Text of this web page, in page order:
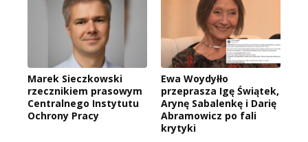
Marek Sieczkowski
rzecznikiem prasowym
Centralnego Instytutu
Ochrony Pracy
Ewa Woydyłło
przeprasza Igę Świątek,
Arynę Sabalenkę i Darię
Abramowicz po fali
krytyki